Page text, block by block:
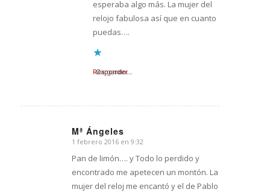
esperaba algo más. La mujer del
relojo fabulosa así que en cuanto
puedas….
Cargando...
Responder
Mª Ángeles
Dice:
1 febrero 2016 en 9:32
Pan de limón…. y Todo lo perdido y
encontrado me apetecen un montón. La
mujer del reloj me encantó y el de Pablo